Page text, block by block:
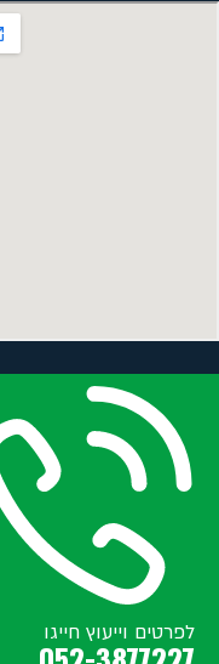
לפרטים וייעוץ חייגו